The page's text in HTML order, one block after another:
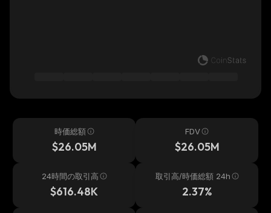
時価総額
$26.05M
FDV
$26.05M
24時間の取引高
$616.48K
取引高/時価総額 24h
2.37%